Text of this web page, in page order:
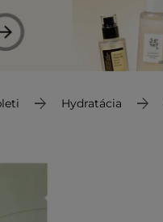
Hydratácia